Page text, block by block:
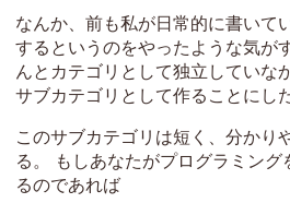
なんか、前も私が日常的に書いて
するというのをやったような気が
んとカテゴリとして独立していな
サブカテゴリとして作ることにした
このサブカテゴリは短く、分かり
る。 もしあなたがプログラミン
るのであれば